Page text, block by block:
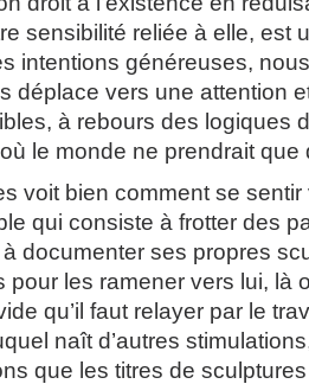
sensibilité reliée à elle, est
intentions généreuses,
déplace vers une attention
à rebours des logiques
où le monde ne prendrait
voit bien comment se sentir
qui consiste à frotter des
à documenter ses propres
pour les ramener vers lui, là
qu’il faut relayer par le
naît d’autres
que les titres de